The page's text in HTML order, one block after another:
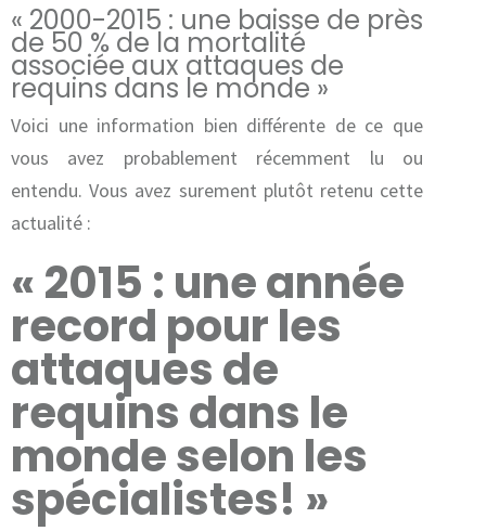
« 2000-2015 : une baisse de près
de 50 % de la mortalité
associée aux attaques de
requins dans le monde »
Voici une information bien différente de ce que
vous avez probablement récemment lu ou
entendu. Vous avez surement plutôt retenu cette
actualité :
« 2015 : une année
record pour les
attaques de
requins dans le
monde selon les
spécialistes! »